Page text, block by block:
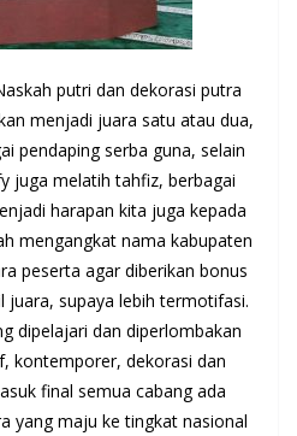
putri dan dekorasi putra
menjadi juara satu atau dua,
pendaping serba guna, selain
juga melatih tahfiz, berbagai
harapan kita juga kepada
mengangkat nama kabupaten
peserta agar diberikan bonus
juara, supaya lebih termotifasi.
dipelajari dan diperlombakan
kontemporer, dekorasi dan
final semua cabang ada
yang maju ke tingkat nasional